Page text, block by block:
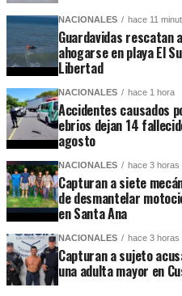
NACIONALES hace 11
Guardavidas rescatan
ahogarse en playa El
Libertad
NACIONALES hace 1 hora
Accidentes causados
ebrios dejan 14
agosto
NACIONALES hace 3 horas
Capturan a siete
de desmantelar
en Santa Ana
NACIONALES hace 3 horas
Capturan a sujeto
una adulta mayor en